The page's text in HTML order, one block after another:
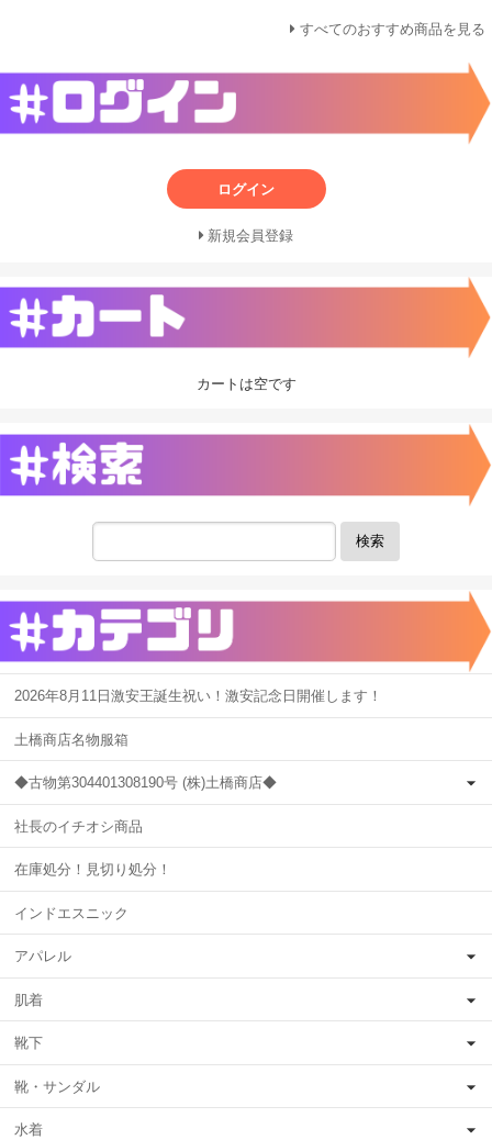
すべてのおすすめ商品を見る
ログイン
新規会員登録
カートは空です
検索
2026年8月11日激安王誕生祝い！激安記念日開催します！
土橋商店名物服箱
◆古物第304401308190号 (株)土橋商店◆
社長のイチオシ商品
在庫処分！見切り処分！
インドエスニック
アパレル
肌着
靴下
靴・サンダル
水着